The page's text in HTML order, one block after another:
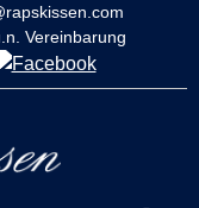
Vereinbarung